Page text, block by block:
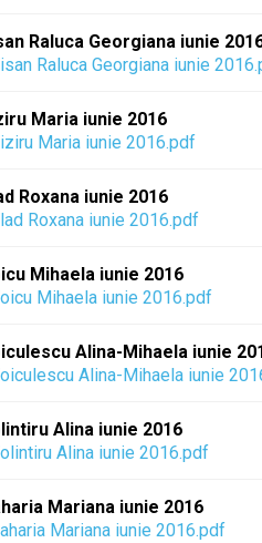
Raluca Georgiana iunie
Raluca Georgiana iunie
Maria iunie 2016
Maria iunie 2016.pdf
Roxana iunie 2016
Roxana iunie 2016.pdf
Mihaela iunie 2016
Mihaela iunie 2016.pdf
Alina-Mihaela iunie
Alina-Mihaela iunie
Alina iunie 2016
Alina iunie 2016.pdf
Mariana iunie 2016
Mariana iunie 2016.pdf